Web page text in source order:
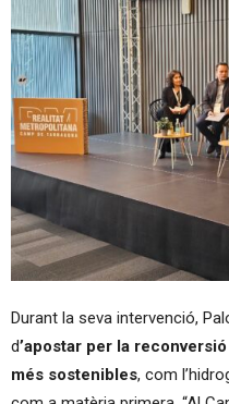
Durant la seva intervenció,
d’apostar per la
més sostenibles, com